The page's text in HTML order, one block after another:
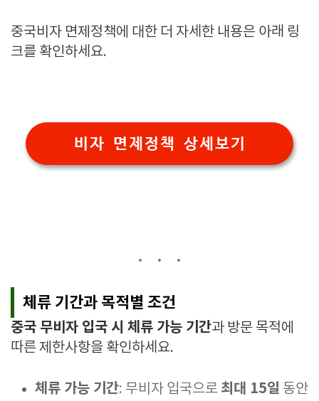
중국비자 면제정책에 대한 더 자세한 내용은 아래 링
크를 확인하세요.
비자 면제정책 상세보기
체류 기간과 목적별 조건
중국 무비자 입국 시 체류 가능 기간과 방문 목적에
따른 제한사항을 확인하세요.
체류 가능 기간: 무비자 입국으로 최대 15일 동안